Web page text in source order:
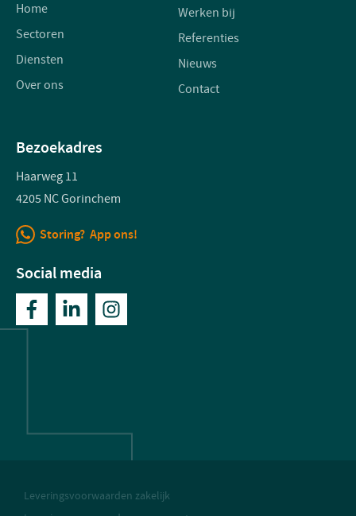
Home
Sectoren
Diensten
Over ons
Werken bij
Referenties
Nieuws
Contact
Bezoekadres
Haarweg 11
4205 NC Gorinchem
Storing? App ons!
Social media
Leveringsvoorwaarden zakelijk